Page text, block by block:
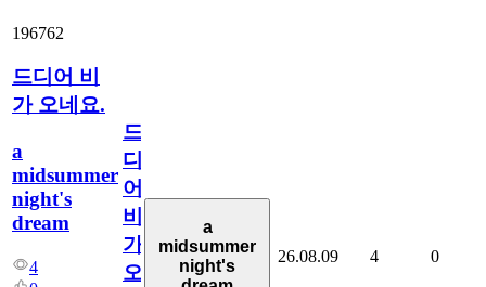
196762
드디어 비
가 오네요.
a
midsummer
night's
dream
4
드
디
어
비
가
오
a
midsummer
night's
26.08.09 4 0